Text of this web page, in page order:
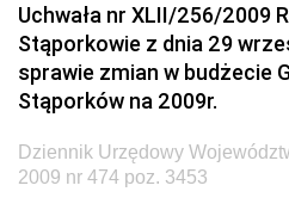
Dziennik Urzędowy
Krajowych i Autostrad
Dziennik Urzędowy Ministra
Dziennik Urzędowy Ministra
Uchwała nr XLII/256/2009
Stąporkowie z dnia 29
sprawie zmian w budżecie
Stąporków na 2009r.
Dziennik Urzędowy
2009 nr 474 poz. 3453